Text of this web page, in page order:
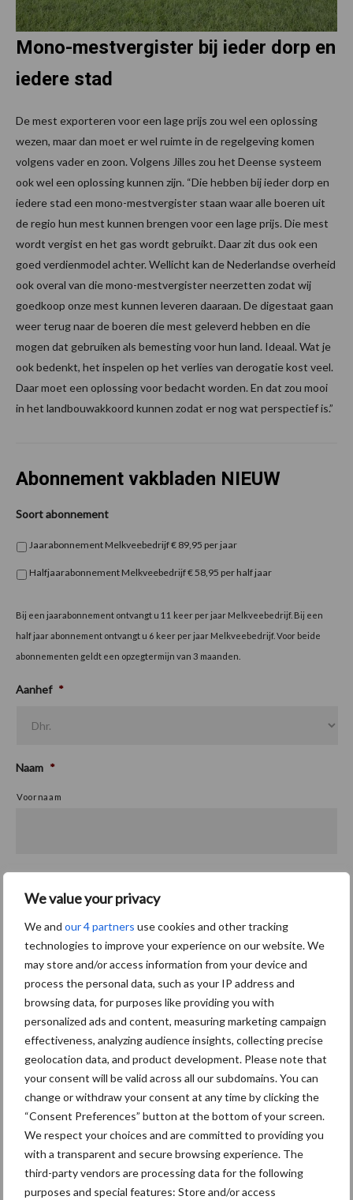
We value your privacy
We and our 4 partners use cookies and other tracking
technologies to improve your experience on our website. We
may store and/or access information from your device and
process the personal data, such as your IP address and
browsing data, for purposes like providing you with
personalized ads and content, measuring marketing campaign
effectiveness, analyzing audience insights, collecting precise
geolocation data, and product development. Please note that
your consent will be valid across all our subdomains. You can
change or withdraw your consent at any time by clicking the
“Consent Preferences” button at the bottom of your screen.
We respect your choices and are committed to providing you
with a transparent and secure browsing experience. The
third-party vendors are processing data for the following
purposes and special features: Store and/or access
Mono-mestvergister bij ieder dorp en
iedere stad
De mest exporteren voor een lage prijs zou wel een oplossing
wezen, maar dan moet er wel ruimte in de regelgeving komen
volgens vader en zoon. Volgens Jilles zou het Deense systeem
ook wel een oplossing kunnen zijn. “Die hebben bij ieder dorp en
iedere stad een mono-mestvergister staan waar alle boeren uit
de regio hun mest kunnen brengen voor een lage prijs. Die mest
wordt vergist en het gas wordt gebruikt. Daar zit dus ook een
goed verdienmodel achter. Wellicht kan de Nederlandse overheid
ook overal van die mono-mestvergister neerzetten zodat wij
goedkoop onze mest kunnen leveren daaraan. De digestaat gaan
weer terug naar de boeren die mest geleverd hebben en die
mogen dat gebruiken als bemesting voor hun land. Ideaal. Wat je
ook bedenkt, het inspelen op het verlies van derogatie kost veel.
Daar moet een oplossing voor bedacht worden. En dat zou mooi
in het landbouwakkoord kunnen zodat er nog wat perspectief is.”
Abonnement vakbladen NIEUW
Soort abonnement
Jaarabonnement Melkveebedrijf € 89,95 per jaar
Halfjaarabonnement Melkveebedrijf € 58,95 per half jaar
Bij een jaarabonnement ontvangt u 11 keer per jaar Melkveebedrijf. Bij een
half jaar abonnement ontvangt u 6 keer per jaar Melkveebedrijf. Voor beide
abonnementen geldt een opzegtermijn van 3 maanden.
Aanhef *
Naam *
Voornaam
Adres *
Straat + huisnummer
Plaats
Provincie